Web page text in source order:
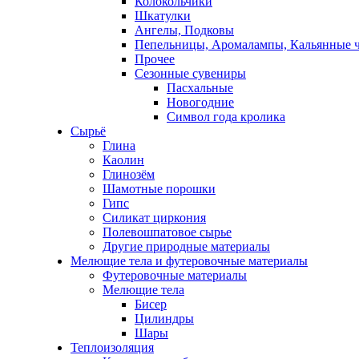
Шкатулки
Ангелы, Подковы
Пепельницы, Аромалампы, Кальянные
Прочее
Сезонные сувениры
Пасхальные
Новогодние
Символ года кролика
Сырьё
Глина
Каолин
Глинозём
Шамотные порошки
Гипс
Силикат циркония
Полевошпатовое сырье
Другие природные материалы
Мелющие тела и футеровочные материалы
Футеровочные материалы
Мелющие тела
Бисер
Цилиндры
Шары
Теплоизоляция